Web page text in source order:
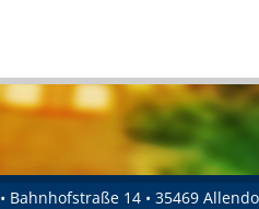
• Bahnhofstraße 14 • 35469